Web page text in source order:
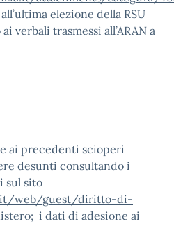
elezione della RSU
verbali trasmessi all’ARAN a
ai precedenti scioperi
desunti consultando i
sul sito
web/guest/diritto-di-
i dati di adesione ai